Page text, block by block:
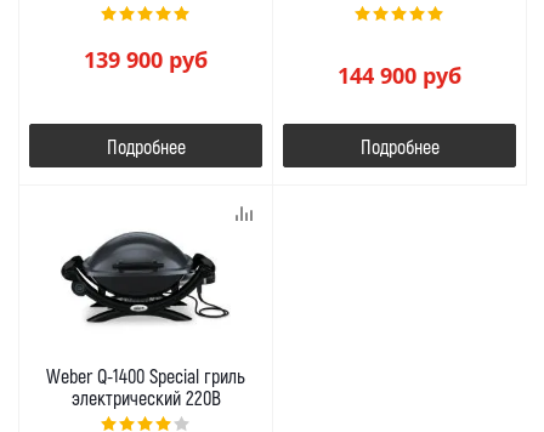
139 900 руб
Подробнее
144 900 руб
Подробнее
Weber Q-1400 Special гриль
электрический 220В